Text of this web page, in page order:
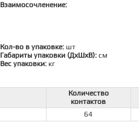
Взаимосочленение:
Кол-во в упаковке: шт
Габариты упаковки (ДхШхВ): см
Вес упаковки: кг
Количество
контактов
64